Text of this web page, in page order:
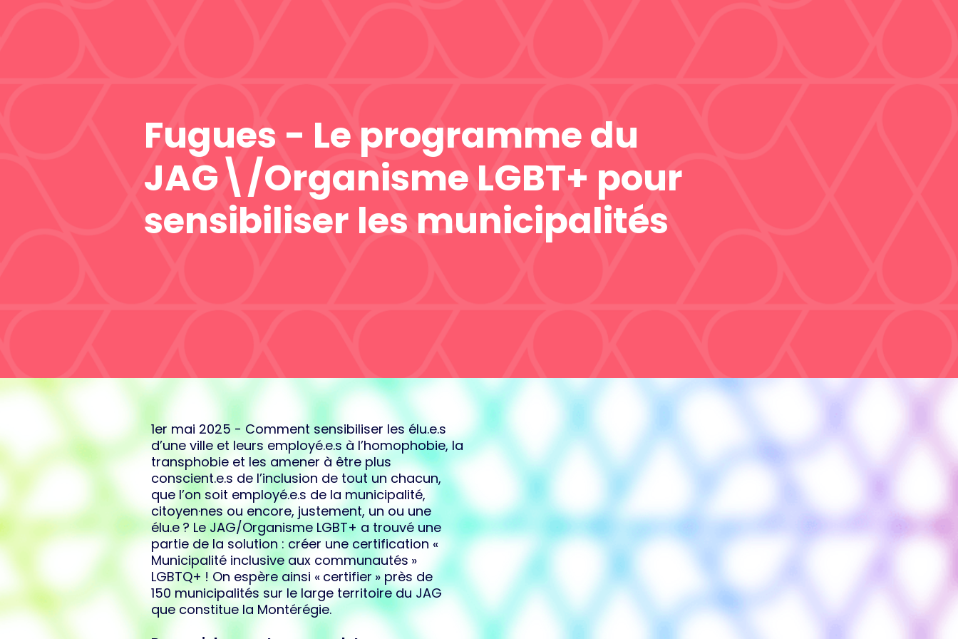
Fugues - Le programme du
JAG\/Organisme LGBT+ pour
sensibiliser les municipalités
1er mai 2025 - Comment sensibiliser les élu.e.s
d’une ville et leurs employé.e.s à l’homophobie, la
transphobie et les amener à être plus
conscient.e.s de l’inclusion de tout un chacun,
que l’on soit employé.e.s de la municipalité,
citoyen·nes ou encore, justement, un ou une
élu.e ? Le JAG/Organisme LGBT+ a trouvé une
partie de la solution : créer une certification «
Municipalité inclusive aux communautés »
LGBTQ+ ! On espère ainsi « certifier » près de
150 municipalités sur le large territoire du JAG
que constitue la Montérégie.